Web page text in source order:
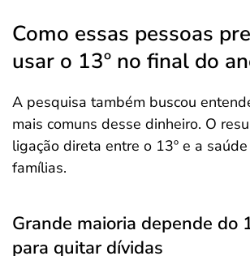
Como essas pessoas
usar o 13º no final do
A pesquisa também buscou
mais comuns desse dinheiro. O
ligação direta entre o 13º e a
famílias.
Grande maioria depende do
para quitar dívidas